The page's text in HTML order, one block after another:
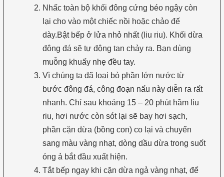
Nhấc toàn bộ khối đông cứng béo ngậy còn
lại cho vào một chiếc nồi hoặc chảo đế
dày.Bật bếp ở lửa nhỏ nhất (liu riu). Khối dừa
đông đá sẽ tự động tan chảy ra. Bạn dùng
muỗng khuấy nhẹ đều tay.
Vì chúng ta đã loại bỏ phần lớn nước từ
bước đông đá, công đoạn nấu này diễn ra rất
nhanh. Chỉ sau khoảng 15 – 20 phút hầm liu
riu, hơi nước còn sót lại sẽ bay hơi sạch,
phần cặn dừa (bồng con) co lại và chuyển
sang màu vàng nhạt, dòng dầu dừa trong suốt
óng ả bắt đầu xuất hiện.
Tắt bếp ngay khi cặn dừa ngả vàng nhạt, để